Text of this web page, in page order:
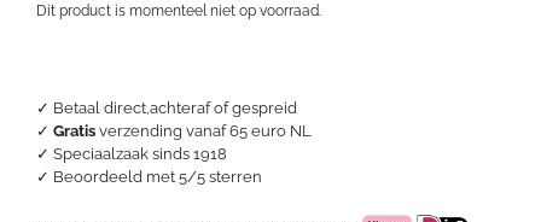
✓ Betaal direct,achteraf of gespreid
✓ Gratis verzending vanaf 65 euro NL
✓ Speciaalzaak sinds 1918
✓ Beoordeeld met 5/5 sterren
Dit product is momenteel niet op voorraad.